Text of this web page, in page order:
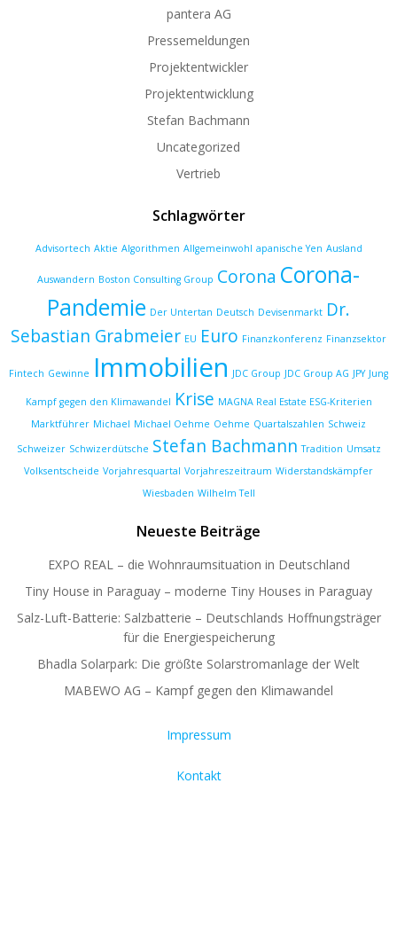
pantera AG
Pressemeldungen
Projektentwickler
Projektentwicklung
Stefan Bachmann
Uncategorized
Vertrieb
Schlagwörter
Advisortech Aktie Algorithmen Allgemeinwohl apanische Yen Ausland
Auswandern Boston Consulting Group Corona Corona-
Pandemie Der Untertan Deutsch Devisenmarkt Dr.
Sebastian Grabmeier EU Euro Finanzkonferenz Finanzsektor
Fintech Gewinne Immobilien JDC Group JDC Group AG JPY Jung
Kampf gegen den Klimawandel Krise MAGNA Real Estate ESG-Kriterien
Marktführer Michael Michael Oehme Oehme Quartalszahlen Schweiz
Schweizer Schwizerdütsche Stefan Bachmann Tradition Umsatz
Volksentscheide Vorjahresquartal Vorjahreszeitraum Widerstandskämpfer
Wiesbaden Wilhelm Tell
Neueste Beiträge
EXPO REAL – die Wohnraumsituation in Deutschland
Tiny House in Paraguay – moderne Tiny Houses in Paraguay
Salz-Luft-Batterie: Salzbatterie – Deutschlands Hoffnungsträger
für die Energiespeicherung
Bhadla Solarpark: Die größte Solarstromanlage der Welt
MABEWO AG – Kampf gegen den Klimawandel
Impressum
Kontakt